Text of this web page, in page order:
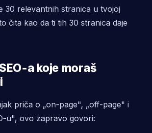
30 relevantnih stranica u tvojoj
čita kao da ti tih 30 stranica daje
a koje moraš
priča o „on-page", „off-page" i
u", ovo zapravo govori: